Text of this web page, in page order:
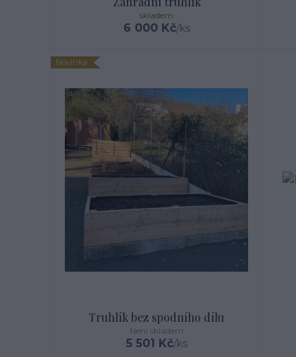
6 000 Kč/ks
skladem
Novinka
Truhlík bez spodního dílu
5 501 Kč/ks
Není skladem